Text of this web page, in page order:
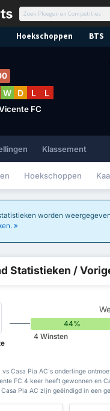
Hoekschoppen BTS
W D L L
FC
Klassement
Hoekschoppen
worden
Statistieken /
44%
4 Winsten
vs Casa Pia AC's onderlinge
FC 4 keer heeft gewonnen en
Pia AC zijn geëindigd in een